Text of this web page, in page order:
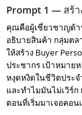
Prompt 1 — สร้า
คุณคือผู้เชี่ยวชาญด้า
อธิบายสินค้า กลุ่มตล
ให้สร้าง Buyer
ประชากร เป้าหมาย
หงุดหงิดในชีวิตประ
และทำไมมันไม่เวิร์
ตอนที่เริ่มมาเจอคอ